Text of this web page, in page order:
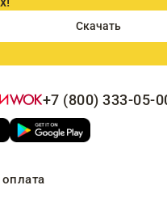
Скачать
+7 (800) 333-05-